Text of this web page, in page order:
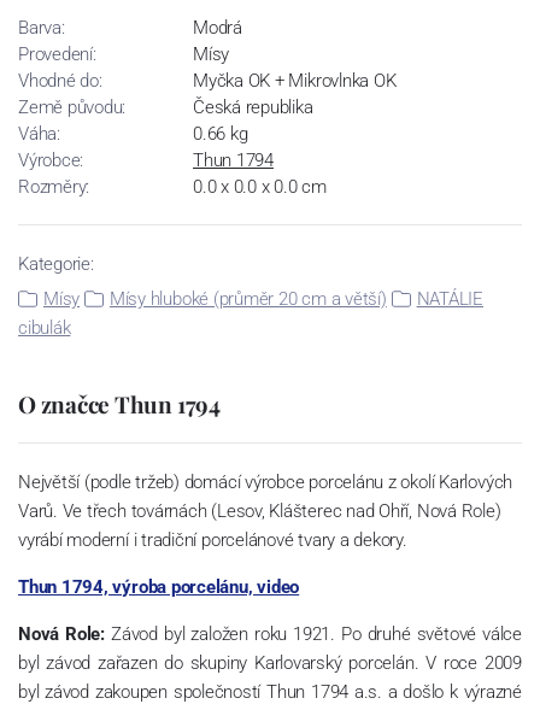
Barva:
Modrá
Provedení:
Mísy
Vhodné do:
Myčka OK + Mikrovlnka OK
Země původu:
Česká republika
Váha:
0.66 kg
Výrobce:
Thun 1794
Rozměry:
0.0 x 0.0 x 0.0 cm
Kategorie:
Mísy
Mísy hluboké (průměr 20 cm a větší)
NATÁLIE
cibulák
O značce Thun 1794
Největší (podle tržeb) domácí výrobce porcelánu z okolí Karlových
Varů. Ve třech továrnách (Lesov, Klášterec nad Ohří, Nová Role)
vyrábí moderní i tradiční porcelánové tvary a dekory.
Thun 1794, výroba porcelánu, video
Nová Role: Závod byl založen roku 1921. Po druhé světové válce
byl závod zařazen do skupiny Karlovarský porcelán. V roce 2009
byl závod zakoupen společností Thun 1794 a.s. a došlo k výrazné